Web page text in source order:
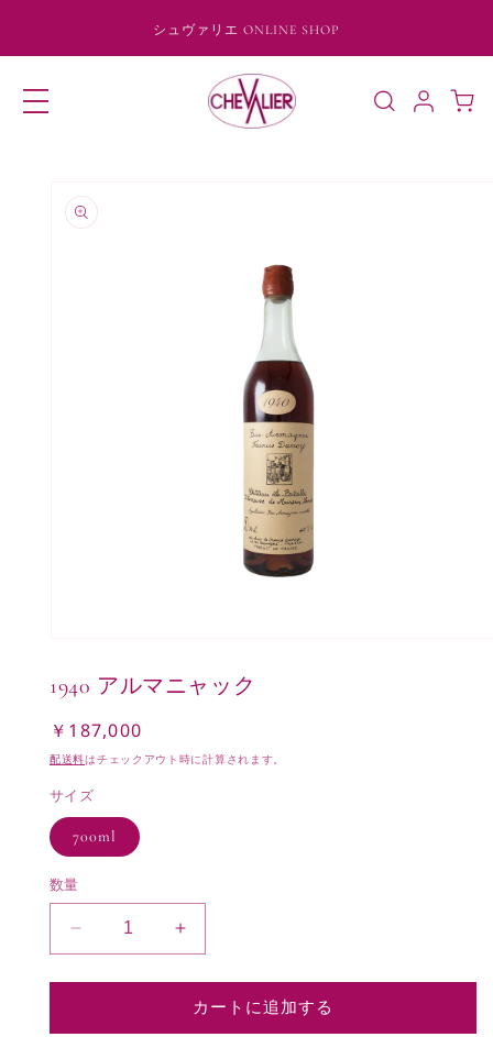
シュヴァリエ ONLINE SHOP
ロ
グ
イ
ー
報にス
キップ
ダ
で
デ
ア
(1)
を
開
く
1940 アルマニャック
通
常
格
￥187,000
配送料はチェックアウト時に計算されます。
サイズ
700ml
数量
1940
マカートに追加する